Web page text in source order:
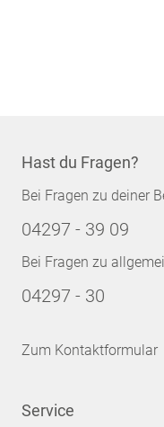
Hast du Fragen?
Bei Fragen zu deiner
04297 - 39 09
Bei Fragen zu
04297 - 30
Zum Kontaktformular
Service